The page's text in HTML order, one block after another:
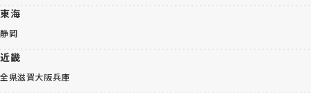
東海
静岡
近畿
全県滋賀大阪兵庫